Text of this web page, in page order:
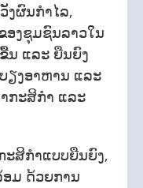
ຜົນກຳໄລ,
ອງຊຸມຊົນລາວໃນ
ນ ແລະ ຍືນຍົງ
ຽງອາຫານ ແລະ
ກະສິກຳ ແລະ
ສິກຳແບບຍືນຍົງ,
ມ ດ້ວຍການ